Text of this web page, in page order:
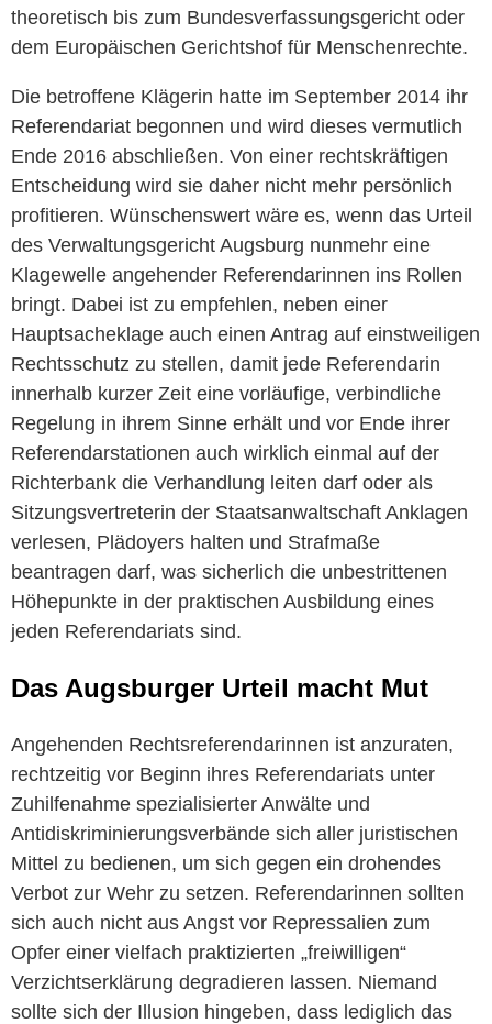
theoretisch bis zum Bundesverfassungsgericht oder
dem Europäischen Gerichtshof für Menschenrechte.
Die betroffene Klägerin hatte im September 2014 ihr
Referendariat begonnen und wird dieses vermutlich
Ende 2016 abschließen. Von einer rechtskräftigen
Entscheidung wird sie daher nicht mehr persönlich
profitieren. Wünschenswert wäre es, wenn das Urteil
des Verwaltungsgericht Augsburg nunmehr eine
Klagewelle angehender Referendarinnen ins Rollen
bringt. Dabei ist zu empfehlen, neben einer
Hauptsacheklage auch einen Antrag auf einstweiligen
Rechtsschutz zu stellen, damit jede Referendarin
innerhalb kurzer Zeit eine vorläufige, verbindliche
Regelung in ihrem Sinne erhält und vor Ende ihrer
Referendarstationen auch wirklich einmal auf der
Richterbank die Verhandlung leiten darf oder als
Sitzungsvertreterin der Staatsanwaltschaft Anklagen
verlesen, Plädoyers halten und Strafmaße
beantragen darf, was sicherlich die unbestrittenen
Höhepunkte in der praktischen Ausbildung eines
jeden Referendariats sind.
Das Augsburger Urteil macht Mut
Angehenden Rechtsreferendarinnen ist anzuraten,
rechtzeitig vor Beginn ihres Referendariats unter
Zuhilfenahme spezialisierter Anwälte und
Antidiskriminierungsverbände sich aller juristischen
Mittel zu bedienen, um sich gegen ein drohendes
Verbot zur Wehr zu setzen. Referendarinnen sollten
sich auch nicht aus Angst vor Repressalien zum
Opfer einer vielfach praktizierten „freiwilligen“
Verzichtserklärung degradieren lassen. Niemand
sollte sich der Illusion hingeben, dass lediglich das